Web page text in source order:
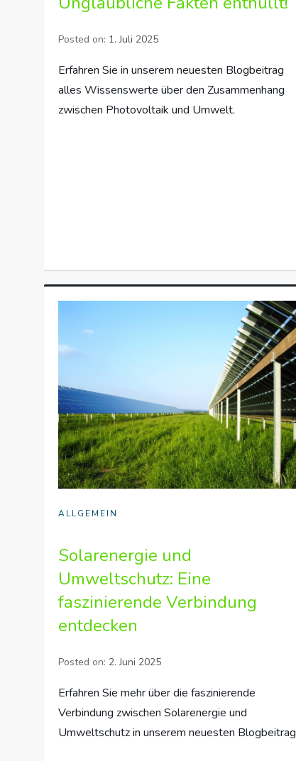
Posted on: 1. Juli 2025
Erfahren Sie in unserem neuesten Blogbeitrag
alles Wissenswerte über den Zusammenhang
zwischen Photovoltaik und Umwelt.
ALLGEMEIN
Solarenergie und
Umweltschutz: Eine
faszinierende Verbindung
entdecken
Posted on: 2. Juni 2025
Erfahren Sie mehr über die faszinierende
Verbindung zwischen Solarenergie und
Umweltschutz in unserem neuesten Blogbeitrag